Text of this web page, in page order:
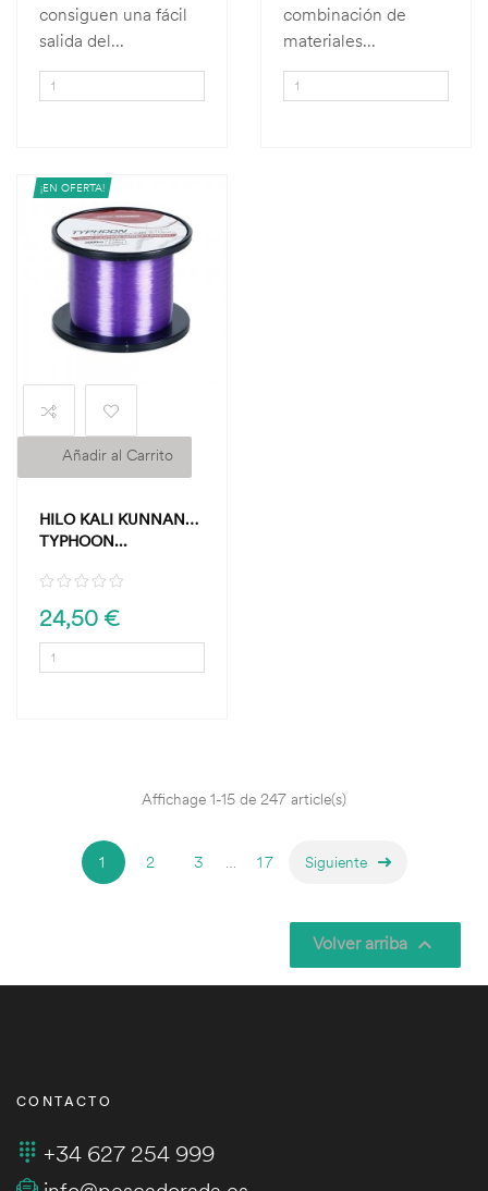
consiguen una fácil
salida del...
combinación de
materiales...
¡EN OFERTA!
Añadir al Carrito
HILO KALI KUNNAN
TYPHOON...
24,50 €
Affichage 1-15 de 247 article(s)
1 2 3 … 17 Siguiente
Volver arriba 
CONTACTO
+34 627 254 999